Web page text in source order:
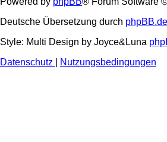
Deutsche Übersetzung durch phpBB.de
Style: Multi Design by Joyce&Luna
Datenschutz
Nutzungsbedingungen